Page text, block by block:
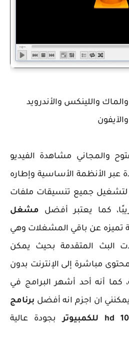
واللينكس والأندرويد
والآيفون
والمجاني مشاهدة الفيديو
عبر الأنظمة الأساسية وإطاره
لتشغيل جميع تنسيقات ملفات
كما يعتبر أفضل مشغل
تميزه عن باقي المشغلات وهي
البث المتقدمة بحيث يمكن
مباشرة إلى الإنترنت بدون
كما أنه أحد أشهر البرامج في
ان اجزم انه أفضل برنامج
بجودة عالية